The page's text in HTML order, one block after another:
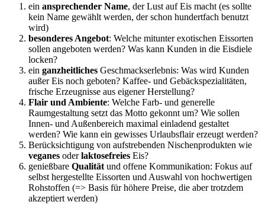
ein ansprechender Name, der Lust auf Eis macht (es sollte
kein Name gewählt werden, der schon hundertfach benutzt
wird)
besonderes Angebot: Welche mitunter exotischen Eissorten
sollen angeboten werden? Was kann Kunden in die Eisdiele
locken?
ein ganzheitliches Geschmackserlebnis: Was wird Kunden
außer Eis noch geboten? Kaffee- und Gebäckspezialitäten,
frische Erzeugnisse aus eigener Herstellung?
Flair und Ambiente: Welche Farb- und generelle
Raumgestaltung setzt das Motto gekonnt um? Wie sollen
Innen- und Außenbereich maximal einladend gestaltet
werden? Wie kann ein gewisses Urlaubsflair erzeugt werden?
Berücksichtigung von aufstrebenden Nischenprodukten wie
veganes oderlaktosefreies Eis?
genießbare Qualität und offene Kommunikation: Fokus auf
selbst hergestellte Eissorten und Auswahl von hochwertigen
Rohstoffen (=> Basis für höhere Preise, die aber trotzdem
akzeptiert werden)